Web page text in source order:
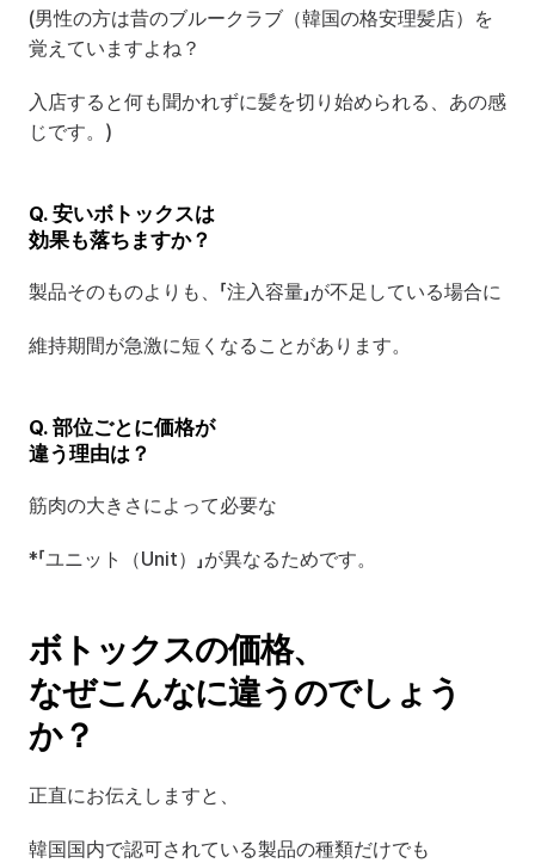
(男性の方は昔のブルークラブ（韓国の格安理髪店）を
覚えていますよね？
入店すると何も聞かれずに髪を切り始められる、あの感
じです。)
Q. 安いボトックスは
効果も落ちますか？
製品そのものよりも、「注入容量」が不足している場合に
維持期間が急激に短くなることがあります。
Q. 部位ごとに価格が
違う理由は？
筋肉の大きさによって必要な
*「ユニット（Unit）」が異なるためです。
ボトックスの価格、
なぜこんなに違うのでしょう
か？
正直にお伝えしますと、
韓国国内で認可されている製品の種類だけでも